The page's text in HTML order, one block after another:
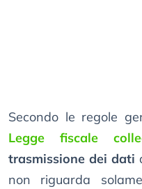
Secondo le regole
Legge fiscale
trasmissione dei dati
non riguarda